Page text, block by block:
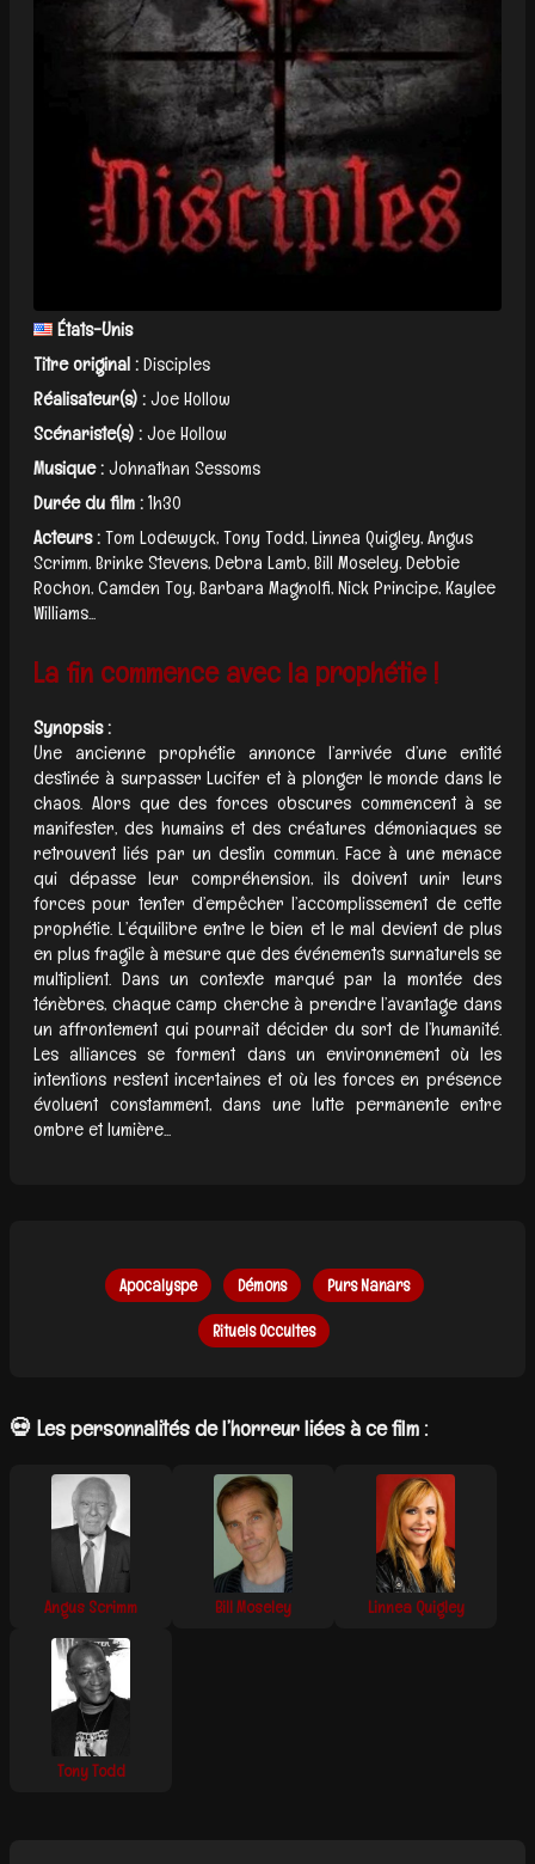
États-Unis
Titre original :Disciples
Réalisateur(s) :Joe Hollow
Scénariste(s) :Joe Hollow
Musique :Johnathan Sessoms
Durée du film :1h30
Acteurs :Tom Lodewyck, Tony Todd, Linnea Quigley, Angus
Scrimm, Brinke Stevens, Debra Lamb, Bill Moseley, Debbie
Rochon, Camden Toy, Barbara Magnolfi, Nick Principe, Kaylee
Williams...
La fin commence avec la prophétie !
Synopsis :
Une ancienne prophétie annonce l’arrivée d’une entité
destinée à surpasser Lucifer et à plonger le monde dans le
chaos. Alors que des forces obscures commencent à se
manifester, des humains et des créatures démoniaques se
retrouvent liés par un destin commun. Face à une menace
qui dépasse leur compréhension, ils doivent unir leurs
forces pour tenter d’empêcher l’accomplissement de cette
prophétie. L’équilibre entre le bien et le mal devient de plus
en plus fragile à mesure que des événements surnaturels se
multiplient. Dans un contexte marqué par la montée des
ténèbres, chaque camp cherche à prendre l’avantage dans
un affrontement qui pourrait décider du sort de l’humanité.
Les alliances se forment dans un environnement où les
intentions restent incertaines et où les forces en présence
évoluent constamment, dans une lutte permanente entre
ombre et lumière...
Apocalyspe Démons Purs Nanars
Rituels Occultes
💀 Les personnalités de l’horreur liées à ce film :
Angus Scrimm Bill Moseley Linnea Quigley
Tony Todd